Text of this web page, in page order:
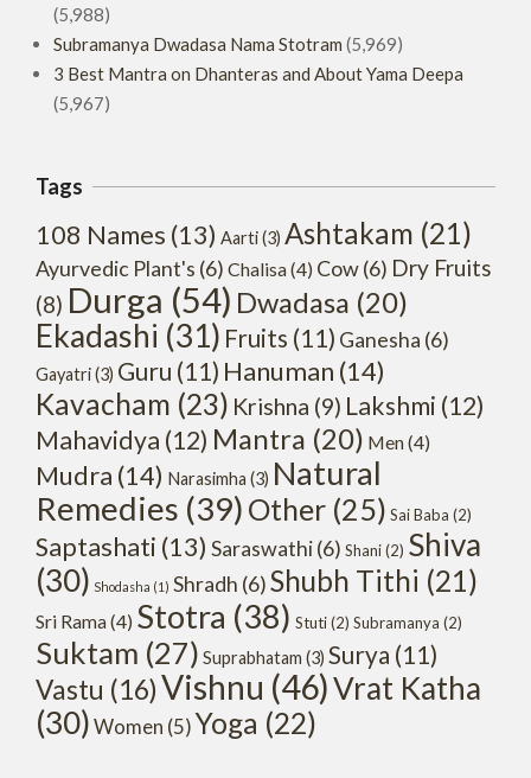
(5,988)
Subramanya Dwadasa Nama Stotram (5,969)
3 Best Mantra on Dhanteras and About Yama Deepa
(5,967)
Tags
108 Names (13) Aarti(3) Ashtakam (21)
Ayurvedic Plant's (6) Chalisa(4) Cow(6) Dry Fruits
(8) Durga (54) Dwadasa (20)
Ekadashi (31) Fruits (11) Ganesha (6)
Gayatri(3) Guru (11) Hanuman (14)
Kavacham (23) Krishna (9) Lakshmi (12)
Mahavidya (12) Mantra (20) Men(4)
Mudra (14) Narasimha (3) Natural
Remedies (39) Other (25) Sai Baba (2)
Saptashati (13) Saraswathi(6) Shani(2) Shiva
(30) Shodasha (1) Shradh (6)Shubh Tithi (21)
Sri Rama(4) Stotra (38) Stuti(2) Subramanya (2)
Suktam (27) Suprabhatam (3) Surya (11)
Vastu (16)Vishnu (46)Vrat Katha
(30)Women (5)Yoga (22)